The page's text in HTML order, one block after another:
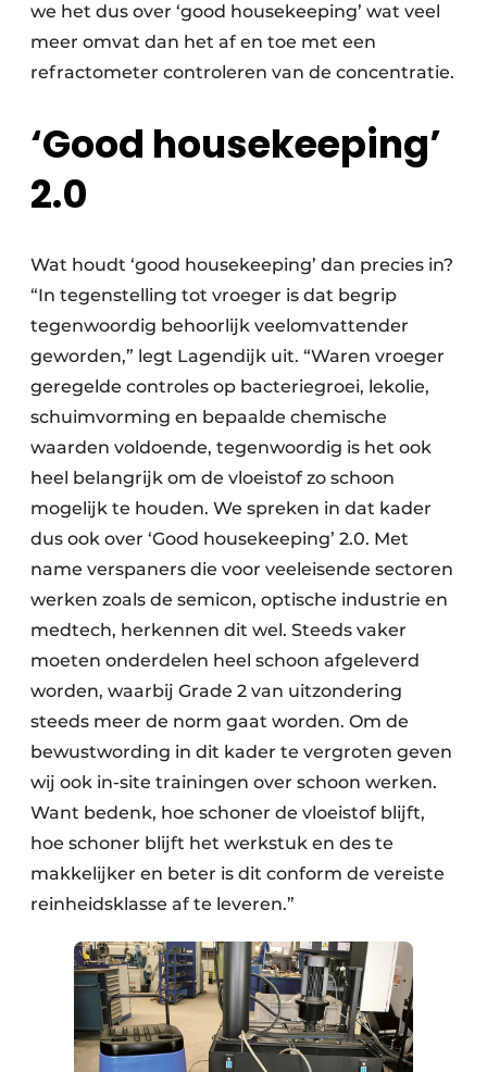
we het dus over ‘good housekeeping’ wat veel
meer omvat dan het af en toe met een
refractometer controleren van de concentratie.
‘Good housekeeping’
2.0
Wat houdt ‘good housekeeping’ dan precies in?
“In tegenstelling tot vroeger is dat begrip
tegenwoordig behoorlijk veelomvattender
geworden,” legt Lagendijk uit. “Waren vroeger
geregelde controles op bacteriegroei, lekolie,
schuimvorming en bepaalde chemische
waarden voldoende, tegenwoordig is het ook
heel belangrijk om de vloeistof zo schoon
mogelijk te houden. We spreken in dat kader
dus ook over ‘Good housekeeping’ 2.0. Met
name verspaners die voor veeleisende sectoren
werken zoals de semicon, optische industrie en
medtech, herkennen dit wel. Steeds vaker
moeten onderdelen heel schoon afgeleverd
worden, waarbij Grade 2 van uitzondering
steeds meer de norm gaat worden. Om de
bewustwording in dit kader te vergroten geven
wij ook in-site trainingen over schoon werken.
Want bedenk, hoe schoner de vloeistof blijft,
hoe schoner blijft het werkstuk en des te
makkelijker en beter is dit conform de vereiste
reinheidsklasse af te leveren.”